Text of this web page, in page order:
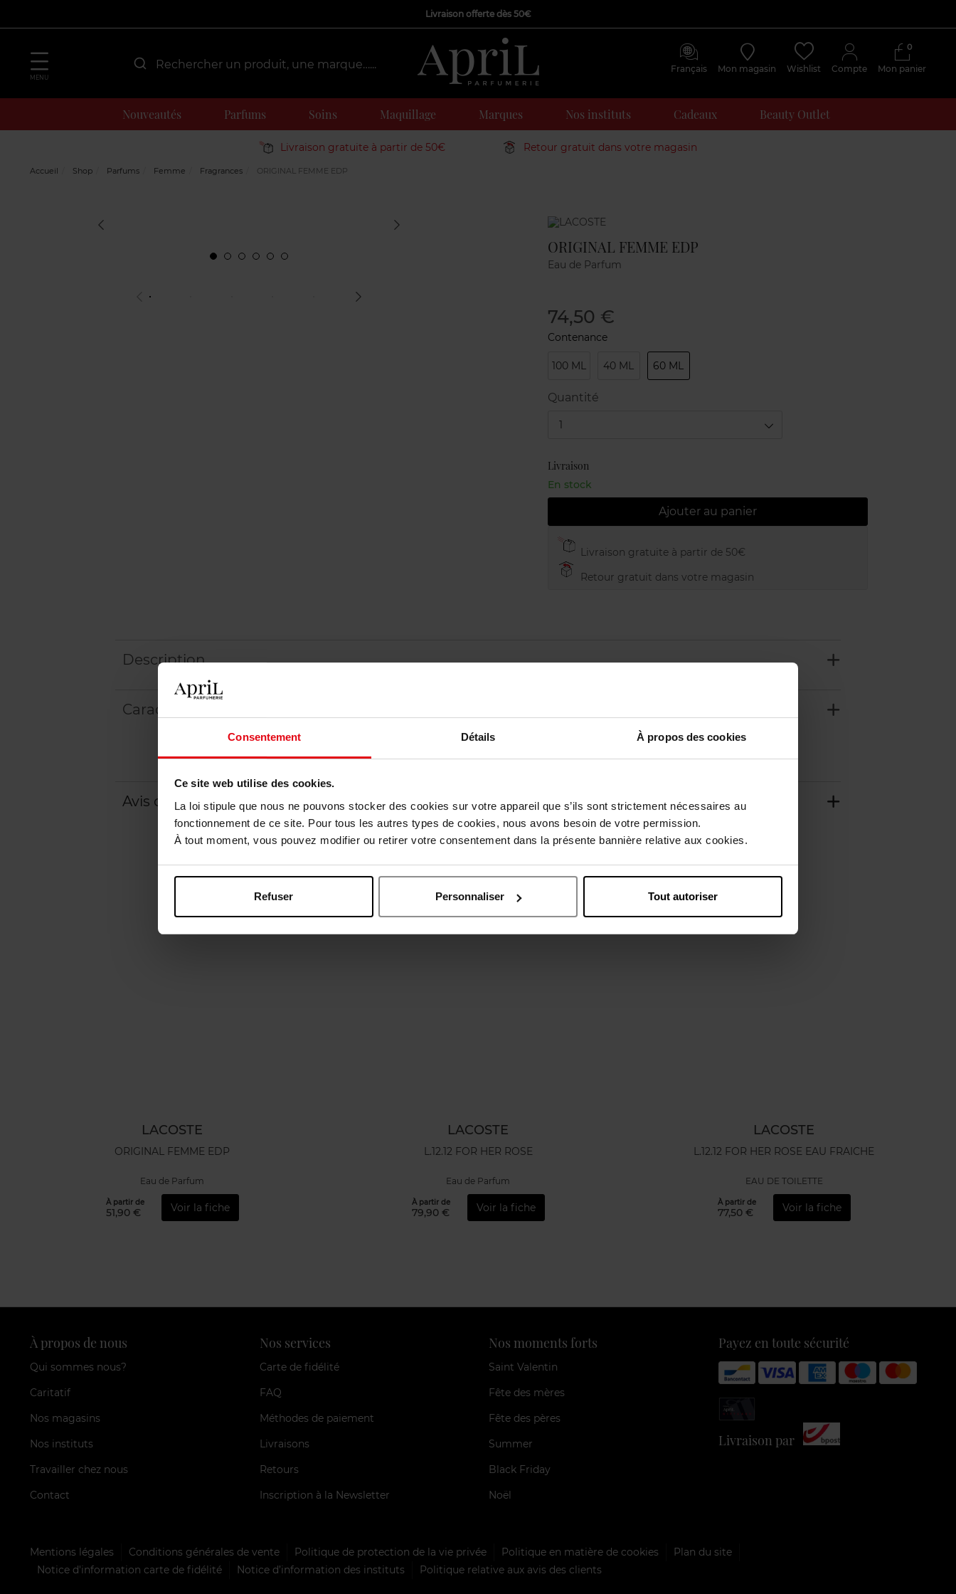
Consentement Détails À propos des cookies
Ce site web utilise des cookies.
La loi stipule que nous ne pouvons stocker des cookies sur votre appareil que s’ils sont strictement nécessaires au
fonctionnement de ce site. Pour tous les autres types de cookies, nous avons besoin de votre permission.
À tout moment, vous pouvez modifier ou retirer votre consentement dans la présente bannière relative aux cookies.
Refuser Personnaliser Tout autoriser
Livraison offerte dès 50€
MENU
Français Mon magasin Wishlist Compte Mon panier
0
Nouveautés Parfums Soins Maquillage Marques Nos instituts Cadeaux Beauty Outlet
Livraison gratuite à partir de 50€ Retour gratuit dans votre magasin
Accueil Shop Parfums Femme Fragrances ORIGINAL FEMME EDP
Marque
ORIGINAL FEMME EDP
Eau de Parfum
74,50 €
Contenance
100 ML 40 ML 60 ML
Quantité
1
Livraison
En stock
Ajouter au panier
Livraison gratuite à partir de 50€
Retour gratuit dans votre magasin
Description
Caractéristiques
Avis client Politique relative aux avis des clients
Oublié quelque chose ?
LACOSTE
ORIGINAL FEMME EDP
Eau de Parfum
À partir de
51,90 € Voir la fiche
LACOSTE
L.12.12 FOR HER ROSE
Eau de Parfum
À partir de
79,90 € Voir la fiche
LACOSTE
L.12.12 FOR HER ROSE EAU FRAICHE
EAU DE TOILETTE
À partir de
77,50 € Voir la fiche
À propos de nous
Qui sommes nous?
Caritatif
Nos magasins
Nos instituts
Travailler chez nous
Contact
Nos services
Carte de fidélité
FAQ
Méthodes de paiement
Livraisons
Retours
Inscription à la Newsletter
Nos moments forts
Saint Valentin
Fête des mères
Fête des pères
Summer
Black Friday
Noël
Payez en toute sécurité
Livraison par
Mentions légales Conditions générales de vente Politique de protection de la vie privée Politique en matière de cookies
Plan du site
Notice d'information carte de fidélité
Notice d’information des instituts Politique relative aux avis des clients